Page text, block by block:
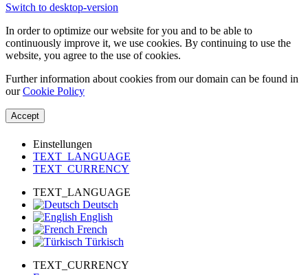
Switch to desktop-version
In order to optimize our website for you and to be able to
continuously improve it, we use cookies. By continuing to use the
website, you agree to the use of cookies.
Further information about cookies from our domain can be found in
ourCookie Policy
Accept
Einstellungen
TEXT_LANGUAGE
TEXT_CURRENCY
TEXT_LANGUAGE
Deutsch
English
French
Türkisch
TEXT_CURRENCY